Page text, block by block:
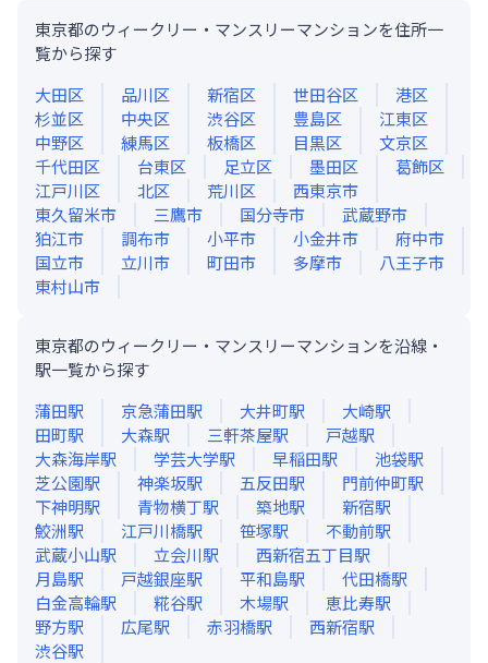
東京都のウィークリー・マンスリーマンションを住所一
覧から探す
大田区
品川区 新宿区 世田谷区
港区
杉並区
中央区 渋谷区 豊島区
江東区
中野区
練馬区 板橋区 目黒区
文京区
千代田区
台東区 足立区 墨田区
葛飾区
江戸川区
北区 荒川区
西東京市
東久留米市
三鷹市 国分寺市
武蔵野市
狛江市
調布市 小平市 小金井市
府中市
国立市
立川市 町田市 多摩市
八王子市
東村山市
東京都のウィークリー・マンスリーマンションを沿線・
駅一覧から探す
蒲田駅 京急蒲田駅 大井町駅 大崎駅
田町駅 大森駅 三軒茶屋駅 戸越駅
大森海岸駅 学芸大学駅 早稲田駅 池袋駅
芝公園駅 神楽坂駅 五反田駅 門前仲町駅
下神明駅 青物横丁駅 築地駅 新宿駅
鮫洲駅 江戸川橋駅 笹塚駅 不動前駅
武蔵小山駅 立会川駅 西新宿五丁目駅
月島駅 戸越銀座駅 平和島駅 代田橋駅
白金高輪駅 糀谷駅 木場駅 恵比寿駅
野方駅 広尾駅 赤羽橋駅 西新宿駅
渋谷駅